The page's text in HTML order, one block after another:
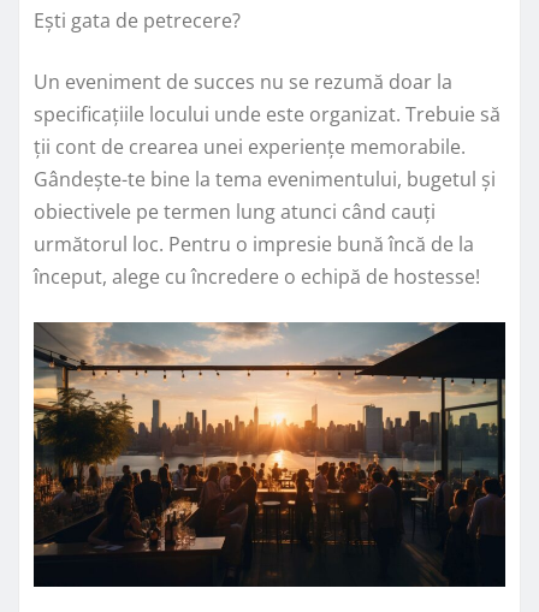
Ești gata de petrecere?
Un eveniment de succes nu se rezumă doar la
specificațiile locului unde este organizat. Trebuie să
ții cont de crearea unei experiențe memorabile.
Gândește-te bine la tema evenimentului, bugetul și
obiectivele pe termen lung atunci când cauți
următorul loc. Pentru o impresie bună încă de la
început, alege cu încredere o echipă de hostesse!